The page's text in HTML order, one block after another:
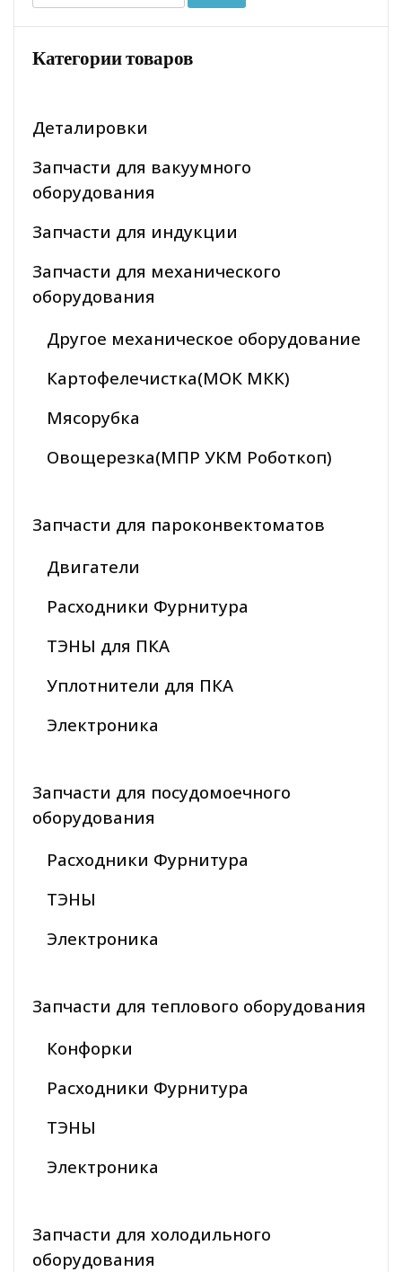
Категории товаров
Деталировки
Запчасти для вакуумного
оборудования
Запчасти для индукции
Запчасти для механического
оборудования
Другое механическое оборудование
Картофелечистка(МОК МКК)
Мясорубка
Овощерезка(МПР УКМ Роботкоп)
Запчасти для пароконвектоматов
Двигатели
Расходники Фурнитура
ТЭНЫ для ПКА
Уплотнители для ПКА
Электроника
Запчасти для посудомоечного
оборудования
Расходники Фурнитура
ТЭНЫ
Электроника
Запчасти для теплового оборудования
Конфорки
Расходники Фурнитура
ТЭНЫ
Электроника
Запчасти для холодильного
оборудования